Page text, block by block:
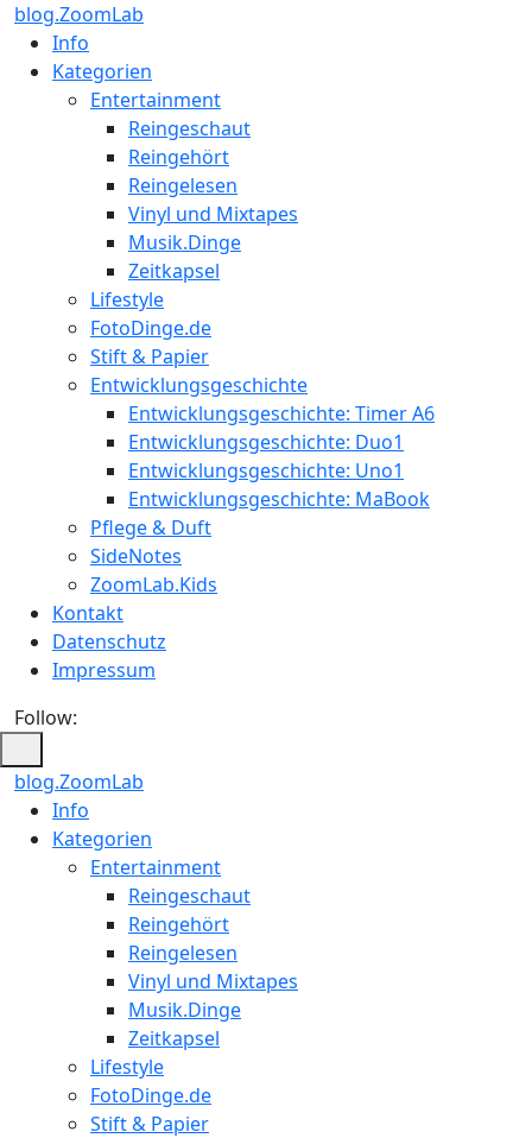
blog.ZoomLab
Info
Kategorien
Entertainment
Reingeschaut
Reingehört
Reingelesen
Vinyl und Mixtapes
Musik.Dinge
Zeitkapsel
Lifestyle
FotoDinge.de
Stift & Papier
Entwicklungsgeschichte
Entwicklungsgeschichte: Timer A6
Entwicklungsgeschichte: Duo1
Entwicklungsgeschichte: Uno1
Entwicklungsgeschichte: MaBook
Pflege & Duft
SideNotes
ZoomLab.Kids
Kontakt
Datenschutz
Impressum
Follow:
blog.ZoomLab
ZoomLab
//
Info
Kategorien
Entertainment
Reingeschaut
Reingehört
Reingelesen
Vinyl und Mixtapes
Musik.Dinge
Zeitkapsel
Lifestyle
FotoDinge.de
Stift & Papier